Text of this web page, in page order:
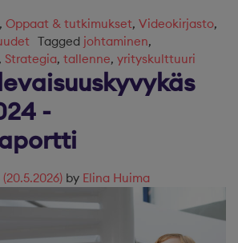
, Oppaat & tutkimukset, Videokirjasto,
Tagged johtaminen,
, Strategia, tallenne, yrityskulttuuri
-
(20.5.2026) by Elina Huima